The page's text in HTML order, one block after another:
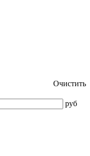
Очистить
руб